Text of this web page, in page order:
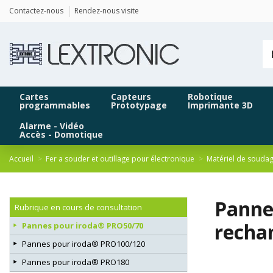
Contactez-nous Rendez-nous visite
Cartes
programmables
Capteurs
Prototypage
Robotique
Imprimante 3D
Alarme - Vidéo
Accès - Domotique
Accueil Fer a souder et outillage pour électronique Matériel de
Rubrique en cours de consultation
Pannes pour iroda® PRO50/70
Pannes pour iroda® PRO100/120
Pannes pour iroda® PRO180
Panneau de gestion des cookies